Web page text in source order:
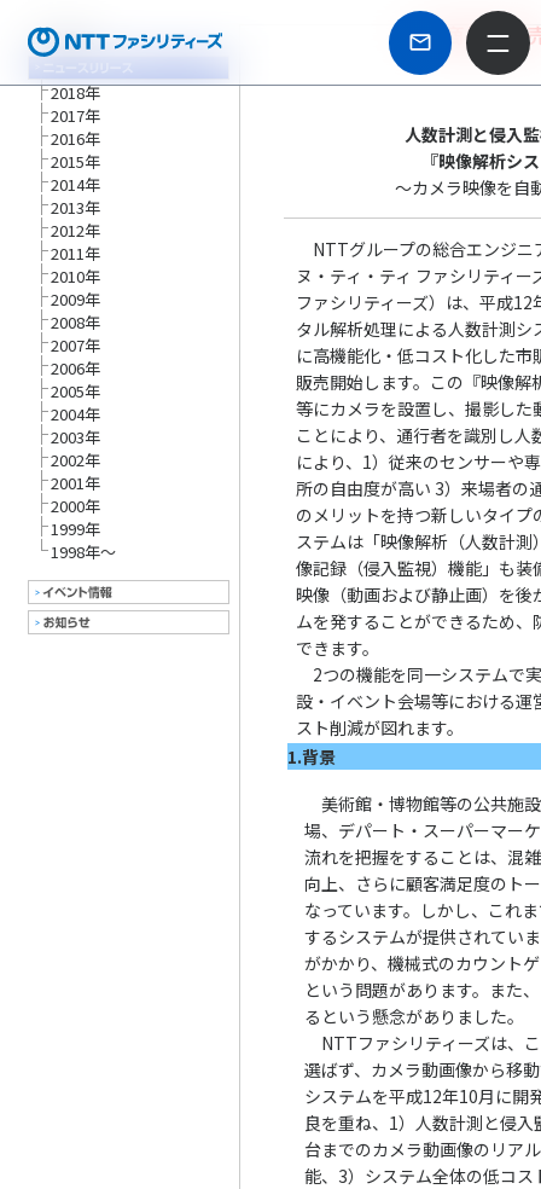
2018年
2017年
2016年
2015年
2014年
2013年
2012年
2011年
2010年
2009年
2008年
2007年
2006年
2005年
2004年
2003年
2002年
2001年
2000年
1999年
1998年～
人数計測と侵入
『映像解析シ
～カメラ映像を自
NTTグループの総合エンジニ
ヌ・ティ・ティ ファシリティ
ファシリティーズ）は、平成
タル解析処理による人数計測
に高機能化・低コスト化した
販売開始します。この『映像
等にカメラを設置し、撮影し
ことにより、通行者を識別し
により、1）従来のセンサー
所の自由度が高い 3）来場者
のメリットを持つ新しいタイ
ステムは「映像解析（人数計
像記録（侵入監視）機能」も
映像（動画および静止画）を
ムを発することができるため
できます。
2つの機能を同一システムで
設・イベント会場等における
スト削減が図れます。
1.背景
美術館・博物館等の公共施
場、デパート・スーパーマー
流れを把握をすることは、混
向上、さらに顧客満足度のト
なっています。しかし、これ
するシステムが提供されてい
がかかり、機械式のカウント
という問題があります。また
るという懸念がありました。
NTTファシリティーズは、
選ばず、カメラ動画像から移
システムを平成12年10月に開
良を重ね、1）人数計測と侵
台までのカメラ動画像のリア
能、3）システム全体の低コ